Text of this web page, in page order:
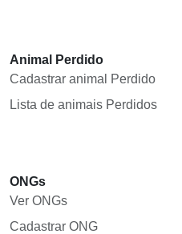
Animal Perdido
Cadastrar animal Perdido
Lista de animais Perdidos
ONGs
Ver ONGs
Cadastrar ONG